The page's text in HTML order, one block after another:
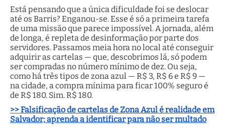
Está pensando que a única dificuldade foi se deslocar
até os Barris? Enganou-se. Esse é só a primeira tarefa
de uma missão que parece impossível. A jornada, além
de longa, é repleta de desinformação por parte dos
servidores. Passamos meia hora no local até conseguir
adquirir as cartelas — que, descobrimos lá, só podem
ser compradas no número mínimo de dez. Ou seja,
como há três tipos de zona azul — R$ 3, R$ 6 e R$ 9 —
na cidade, a compra mínima para ficar 100% seguro é
de R$ 180. Sim. R$ 180.
>> Falsificação de cartelas de Zona Azul é realidade em
Salvador; aprenda a identificar para não ser multado